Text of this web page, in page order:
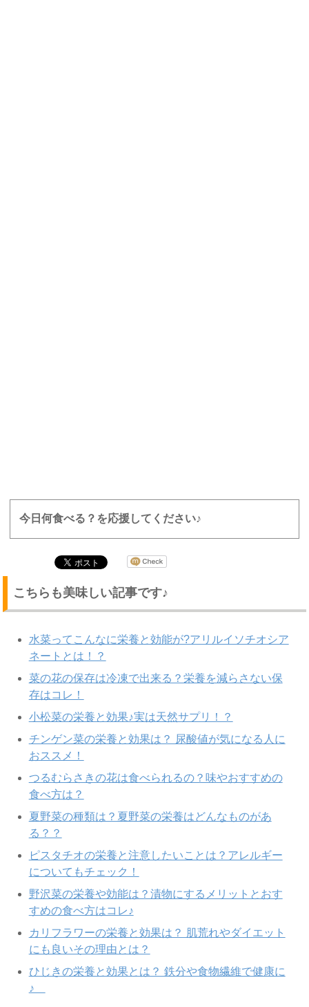
今日何食べる？を応援してください♪
こちらも美味しい記事です♪
水菜ってこんなに栄養と効能が?アリルイソチオシア
ネートとは！？
菜の花の保存は冷凍で出来る？栄養を減らさない保
存はコレ！
小松菜の栄養と効果♪実は天然サプリ！？
チンゲン菜の栄養と効果は？ 尿酸値が気になる人に
おススメ！
つるむらさきの花は食べられるの？味やおすすめの
食べ方は？
夏野菜の種類は？夏野菜の栄養はどんなものがあ
る？？
ピスタチオの栄養と注意したいことは？アレルギー
についてもチェック！
野沢菜の栄養や効能は？漬物にするメリットとおす
すめの食べ方はコレ♪
カリフラワーの栄養と効果は？ 肌荒れやダイエット
にも良いその理由とは？
ひじきの栄養と効果とは？ 鉄分や食物繊維で健康に
♪